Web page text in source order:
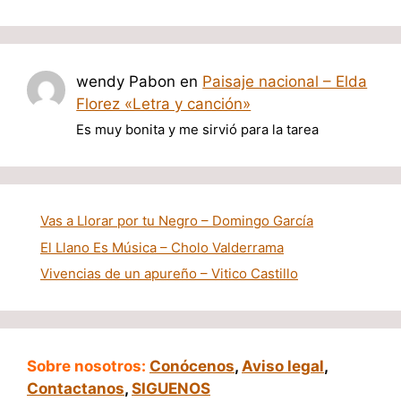
wendy Pabon en Paisaje nacional – Elda
Florez «Letra y canción»
Es muy bonita y me sirvió para la tarea
Vas a Llorar por tu Negro – Domingo García
El Llano Es Música – Cholo Valderrama
Vivencias de un apureño – Vitico Castillo
Sobre nosotros: Conócenos, Aviso legal,
Contactanos, SIGUENOS